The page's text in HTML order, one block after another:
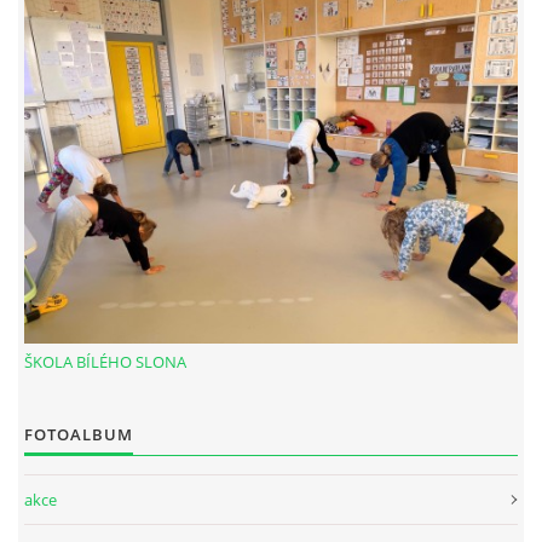
MASÁŽ HORKÝMI LÁVOVÝMI KAMENY - HOT STONES
ČÍNSKÁ ENERGETICKÁ MASÁŽ
BREUSSOVA MASÁŽ
ENERGY - BIOINFORMAČNÍ BYLINNÉ PRODUKTY
FOTOALBUM
KONTAKT
ŠKOLA BÍLÉHO SLONA
FOTOALBUM
akce